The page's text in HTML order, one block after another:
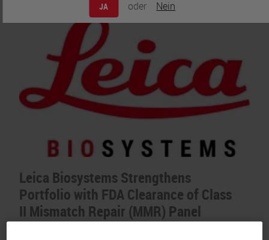
JA oder Nein
Leica Biosystems Strengthens
Portfolio with FDA Clearance of Class
II Mismatch Repair (MMR) Panel